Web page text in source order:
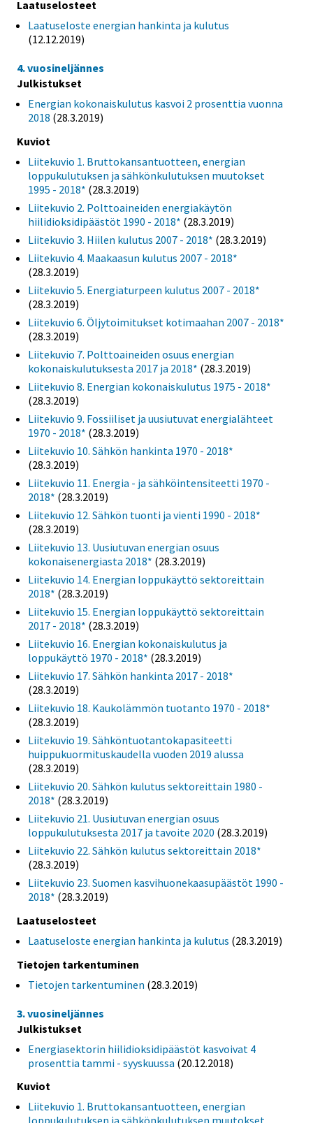
Laatuselosteet
Laatuseloste energian hankinta ja kulutus
(12.12.2019)
4. vuosineljännes
Julkistukset
Energian kokonaiskulutus kasvoi 2 prosenttia vuonna
2018 (28.3.2019)
Kuviot
Liitekuvio 1. Bruttokansantuotteen, energian
loppukulutuksen ja sähkönkulutuksen muutokset
1995 - 2018* (28.3.2019)
Liitekuvio 2. Polttoaineiden energiakäytön
hiilidioksidipäästöt 1990 - 2018* (28.3.2019)
Liitekuvio 3. Hiilen kulutus 2007 - 2018* (28.3.2019)
Liitekuvio 4. Maakaasun kulutus 2007 - 2018*
(28.3.2019)
Liitekuvio 5. Energiaturpeen kulutus 2007 - 2018*
(28.3.2019)
Liitekuvio 6. Öljytoimitukset kotimaahan 2007 - 2018*
(28.3.2019)
Liitekuvio 7. Polttoaineiden osuus energian
kokonaiskulutuksesta 2017 ja 2018* (28.3.2019)
Liitekuvio 8. Energian kokonaiskulutus 1975 - 2018*
(28.3.2019)
Liitekuvio 9. Fossiiliset ja uusiutuvat energialähteet
1970 - 2018* (28.3.2019)
Liitekuvio 10. Sähkön hankinta 1970 - 2018*
(28.3.2019)
Liitekuvio 11. Energia - ja sähköintensiteetti 1970 -
2018* (28.3.2019)
Liitekuvio 12. Sähkön tuonti ja vienti 1990 - 2018*
(28.3.2019)
Liitekuvio 13. Uusiutuvan energian osuus
kokonaisenergiasta 2018* (28.3.2019)
Liitekuvio 14. Energian loppukäyttö sektoreittain
2018* (28.3.2019)
Liitekuvio 15. Energian loppukäyttö sektoreittain
2017 - 2018* (28.3.2019)
Liitekuvio 16. Energian kokonaiskulutus ja
loppukäyttö 1970 - 2018* (28.3.2019)
Liitekuvio 17. Sähkön hankinta 2017 - 2018*
(28.3.2019)
Liitekuvio 18. Kaukolämmön tuotanto 1970 - 2018*
(28.3.2019)
Liitekuvio 19. Sähköntuotantokapasiteetti
huippukuormituskaudella vuoden 2019 alussa
(28.3.2019)
Liitekuvio 20. Sähkön kulutus sektoreittain 1980 -
2018* (28.3.2019)
Liitekuvio 21. Uusiutuvan energian osuus
loppukulutuksesta 2017 ja tavoite 2020 (28.3.2019)
Liitekuvio 22. Sähkön kulutus sektoreittain 2018*
(28.3.2019)
Liitekuvio 23. Suomen kasvihuonekaasupäästöt 1990 -
2018* (28.3.2019)
Laatuselosteet
Laatuseloste energian hankinta ja kulutus (28.3.2019)
Tietojen tarkentuminen
Tietojen tarkentuminen (28.3.2019)
3. vuosineljännes
Julkistukset
Energiasektorin hiilidioksidipäästöt kasvoivat 4
prosenttia tammi - syyskuussa (20.12.2018)
Kuviot
Liitekuvio 1. Bruttokansantuotteen, energian